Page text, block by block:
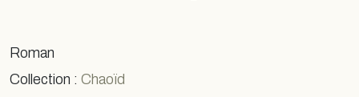
Roman
Collection : Chaoïd